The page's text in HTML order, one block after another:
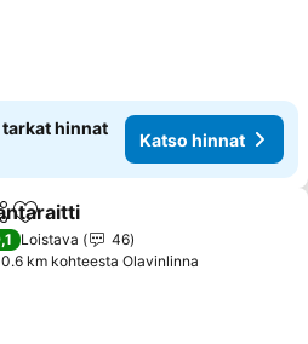
hinnat
Katso hinnat
Lisää suosikkeihin
Loistava
46
0.6 km kohteesta Olavinlinna